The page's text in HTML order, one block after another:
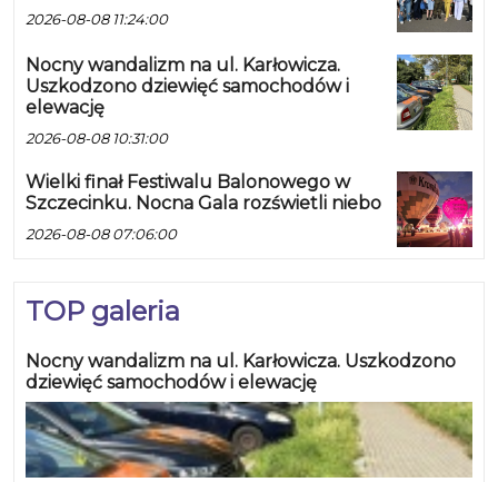
2026-08-08 11:24:00
Nocny wandalizm na ul. Karłowicza.
Uszkodzono dziewięć samochodów i
elewację
2026-08-08 10:31:00
Wielki finał Festiwalu Balonowego w
Szczecinku. Nocna Gala rozświetli niebo
2026-08-08 07:06:00
TOP galeria
Nocny wandalizm na ul. Karłowicza. Uszkodzono
dziewięć samochodów i elewację